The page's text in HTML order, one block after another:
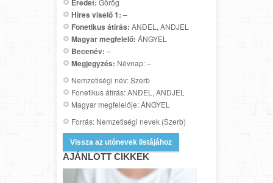
Eredet:
Híres viselő 1: –
Fonetikus átírás: ANĐEL, ANDJEL
Magyar megfelelő: ÁNGYEL
Becenév: –
Megjegyzés: Névnap: –
Nemzetiségi név: Szerb
Fonetikus átírás: ANĐEL, ANDJEL
Magyar megfelelője: ÁNGYEL
Forrás: Nemzetiségi nevek (Szerb)
Vissza az utónevek listájához
AJÁNLOTT CIKKEK